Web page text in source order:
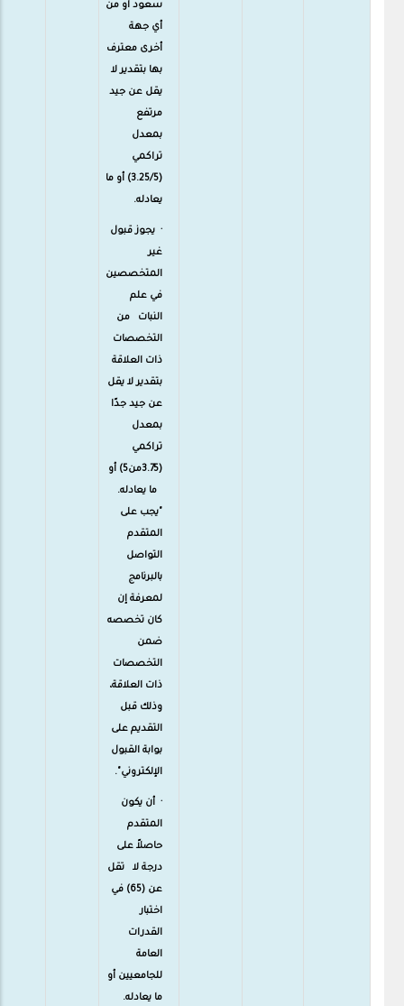
سعود أو من
أي جهة
أخرى معترف
بها بتقدير لا
يقل عن جيد
مرتفع
بمعدل
تراكمي
(3.25/5) أو ما
يعادله.
· يجوز قبول
غير
المتخصصين
في علم
النبات من
التخصصات
ذات العلاقة
بتقدير لا يقل
عن جيد جدًا
بمعدل
تراكمي
(3.75من5) أو
ما يعادله.
"يجب على
المتقدم
التواصل
بالبرنامج
لمعرفة إن
كان تخصصه
ضمن
التخصصات
ذات العلاقة،
وذلك قبل
التقديم على
بوابة القبول
الإلكتروني".
· أن يكون
المتقدم
حاصلاً على
درجة لا تقل
عن (65) في
اختبار
القدرات
العامة
للجامعيين أو
ما يعادله.